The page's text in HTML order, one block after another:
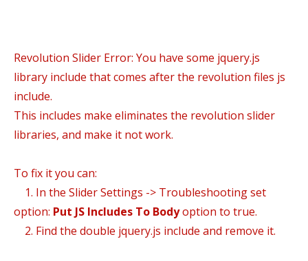
Revolution Slider Error: You have some jquery.js
library include that comes after the revolution files js
include.
This includes make eliminates the revolution slider
libraries, and make it not work.
To fix it you can:
1. In the Slider Settings -> Troubleshooting set
option: Put JS Includes To Bodyoption to true.
2. Find the double jquery.js include and remove it.